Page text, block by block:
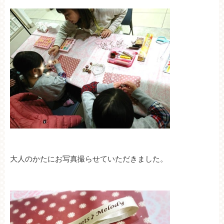
大人のかたにお写真撮らせていただきました。